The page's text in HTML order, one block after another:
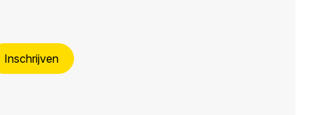
Inschrijven